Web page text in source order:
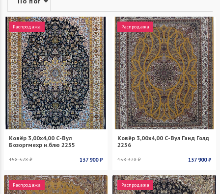
Распродажа
Ковёр 3,00х4,00 С-Вул
Бозоргмехр н.блю 2255
458 328 ₽ 137 900 ₽
Распродажа
Ковёр 3,00х4,00 С-Вул Ганд Голд
2256
458 328 ₽ 137 900 ₽
Распродажа Распродажа